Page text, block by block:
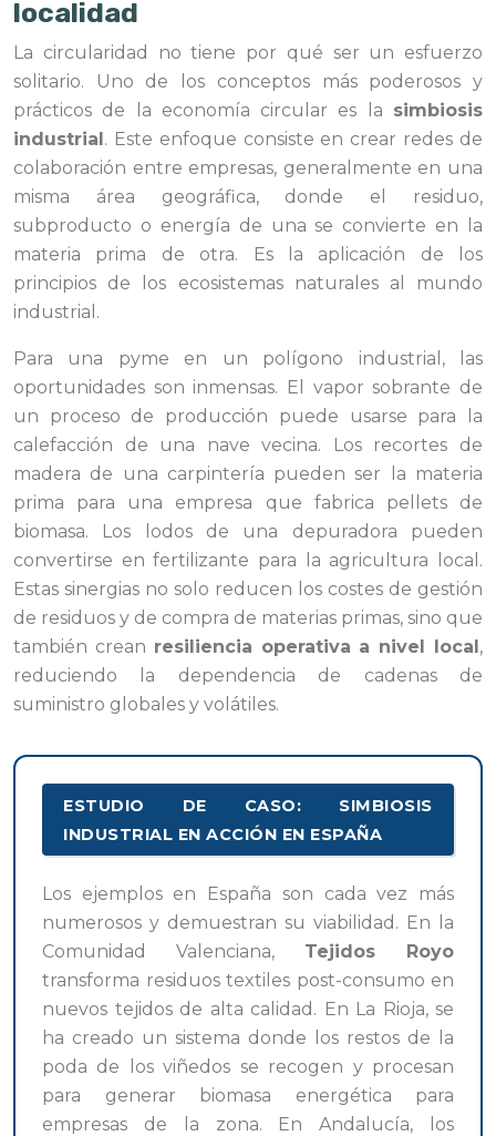
localidad
La circularidad no tiene por qué ser un esfuerzo
solitario. Uno de los conceptos más poderosos y
prácticos de la economía circular es la simbiosis
industrial . Este enfoque consiste en crear redes de
colaboración entre empresas, generalmente en una
misma área geográfica, donde el residuo,
subproducto o energía de una se convierte en la
materia prima de otra. Es la aplicación de los
principios de los ecosistemas naturales al mundo
industrial.
Para una pyme en un polígono industrial, las
oportunidades son inmensas. El vapor sobrante de
un proceso de producción puede usarse para la
calefacción de una nave vecina. Los recortes de
madera de una carpintería pueden ser la materia
prima para una empresa que fabrica pellets de
biomasa. Los lodos de una depuradora pueden
convertirse en fertilizante para la agricultura local.
Estas sinergias no solo reducen los costes de gestión
de residuos y de compra de materias primas, sino que
también crean resiliencia operativa a nivel local ,
reduciendo la dependencia de cadenas de
suministro globales y volátiles.
ESTUDIO DE CASO: SIMBIOSIS
INDUSTRIAL EN ACCIÓN EN ESPAÑA
Los ejemplos en España son cada vez más
numerosos y demuestran su viabilidad. En la
Comunidad Valenciana, Tejidos Royo
transforma residuos textiles post-consumo en
nuevos tejidos de alta calidad. En La Rioja, se
ha creado un sistema donde los restos de la
poda de los viñedos se recogen y procesan
para generar biomasa energética para
empresas de la zona. En Andalucía, los